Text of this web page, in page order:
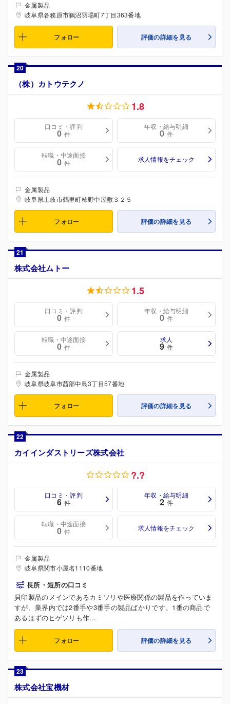
金属製品
岐阜県各務原市鵜沼羽場町7丁目363番地
フォロー 評価の詳細を見る
20
（株）カトウテクノ
1.8
口コミ・評判
0 件
年収・給与明細
0 件
転職・中途面接
0 件 求人情報をチェック
金属製品
岐阜県土岐市鶴里町柿野中屋敷３２５
フォロー 評価の詳細を見る
21
株式会社ムトー
1.5
口コミ・評判
0 件
年収・給与明細
0 件
転職・中途面接
0 件
求人
9 件
金属製品
岐阜県岐阜市茜部中島3丁目57番地
フォロー 評価の詳細を見る
22
カイインダストリーズ株式会社
?.?
口コミ・評判
6 件
年収・給与明細
2 件
転職・中途面接
0 件 求人情報をチェック
金属製品
岐阜県関市小屋名1110番地
長所・短所の口コミ
貝印製品のメインであるカミソリや医療関係の製品を作っていま
すが、業界内では2番手や3番手の製品ばかりです。1番の商品で
あるはずのヒゲソリも作...
フォロー 評価の詳細を見る
23
株式会社宝機材